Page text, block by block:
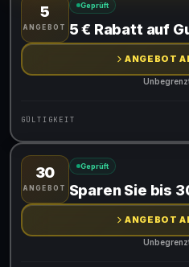
Gültig für teilnehmende Produkte
Gib den Code an der Kasse
5
ANGEBOT
Geprüft
5 € Rabatt auf
ANGEBOT
GÜLTIGKEIT
Gültig für teilnehmende Produkte
30
ANGEBOT
Geprüft
Sparen Sie bis
ANGEBOT